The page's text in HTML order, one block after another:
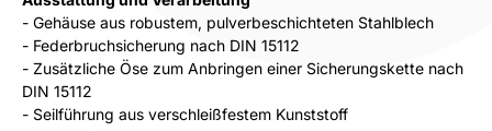
- Gehäuse aus robustem, pulverbeschichteten Stahlblech
- Federbruchsicherung nach DIN 15112
- Zusätzliche Öse zum Anbringen einer Sicherungskette nach
DIN 15112
- Seilführung aus verschleißfestem Kunststoff